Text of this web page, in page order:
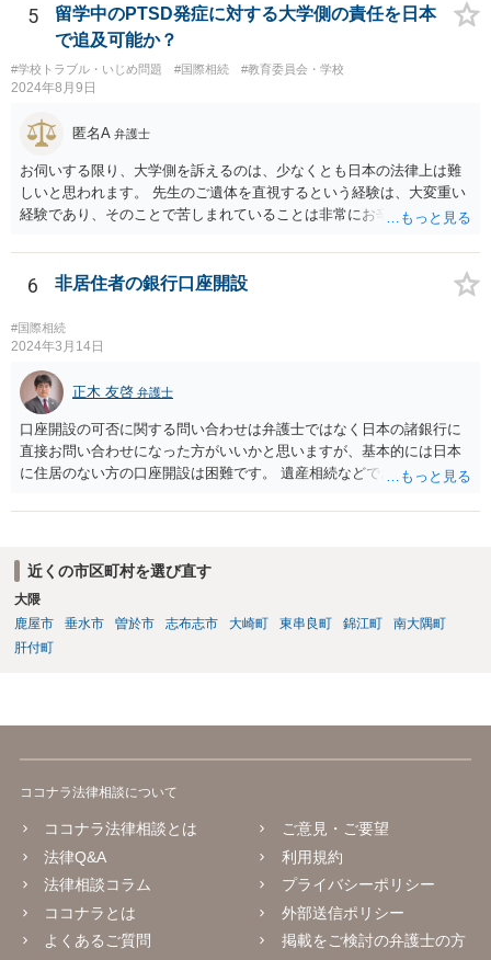
5
留学中のPTSD発症に対する大学側の責任を日本
で追及可能か？
#学校トラブル・いじめ問題 #国際相続 #教育委員会・学校
2024年8月9日
匿名A 弁護士
お伺いする限り、大学側を訴えるのは、少なくとも日本の法律上は難
しいと思われます。 先生のご遺体を直視するという経験は、大変重い
経験であり、そのことで苦しまれていることは非常にお辛い状況だと
れば、相手方の行為に対して、故意や過失がなければ、法的責任を追
及することは難しいところです。 本件の場合、大学側が仕組んで、あ
なたにわざと死体を見せるために画策したというような事情があれば
ともかく、何も知らず、単に授業に来なかった教員の様子を見てきて
くれと指示する行為に、何か大学側の落ち度があったとまでの認定は
難しいように思われます。 そうなると、大学側で、第一発見者になっ
てしまったあなたに対して、『法的に』ケア等を強制することができ
ない可能性が高く、その場合、大学側やそこのスタッフ等から対応を
拒否されたということへの責任追及も、難しいことになると思われま
す。 （義務もないことを拒否したことに責任追及することは、相手方
に事実上行動を義務付けるのと同じことになってしまいます） 詳細な
れるのも方法かと思います。
6 非居住者の銀行口座開設
#国際相続
2024年3月14日
正木 友啓 弁護士
口座開設の可否に関する問い合わせは弁護士ではなく日本の諸銀行に
直接お問い合わせになった方がいいかと思いますが、基本的には日本
に住居のない方の口座開設は困難です。 遺産相続などでお金を受け取
でもらうのが通常です。
近くの市区町村を選び直す
大隈
鹿屋市
垂水市 曽於市 志布志市 大崎町 東串良町 錦江町
南大隅町
肝付町
ココナラ法律相談について
ココナラ法律相談とは
法律Q&A
法律相談コラム
ココナラとは
よくあるご質問
ご意見・ご要望
利用規約
プライバシーポリシー
外部送信ポリシー
掲載をご検討の弁護士の方